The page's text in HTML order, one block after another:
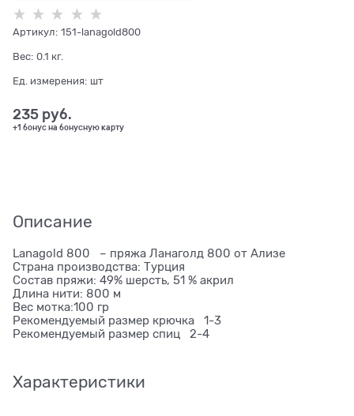
Артикул: 151-lanagold800
Вес: 0.1 кг.
Ед. измерения: шт
235 руб.
+1 бонус на бонусную карту
Описание
Lanagold 800 – пряжа Ланаголд 800 от Ализе
Страна производства: Турция
Состав пряжи: 49% шерсть, 51 % акрил
Длина нити: 800 м
Вес мотка:100 гр
Рекомендуемый размер крючка 1-3
Рекомендуемый размер спиц 2-4
Характеристики